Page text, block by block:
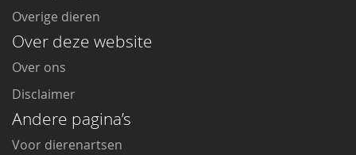
Overige dieren
Over deze website
Over ons
Disclaimer
Andere pagina’s
Voor dierenartsen